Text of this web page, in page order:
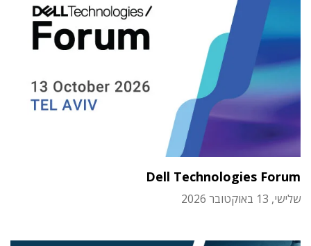
Dell Technologies Forum
שלישי, 13 באוקטובר 2026